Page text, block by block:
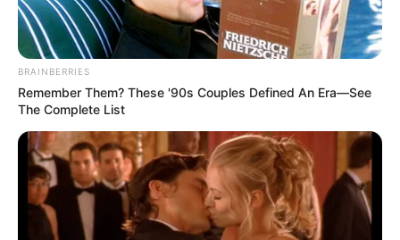
zurück Worms weiter»
BRAINBERRIES
Remember Them? These '90s Couples Defined An Era—See
The Complete List